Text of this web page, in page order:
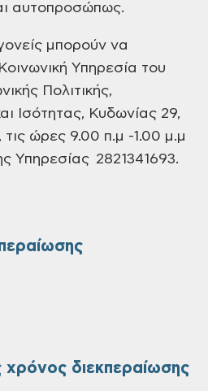
αυτοπροσώπως.
μπορούν να
Υπηρεσία του
Πολιτικής,
Ισότητας, Κυδωνίας 29,
τις ώρες 9.00 π.μ -1.00 μ.μ
Υπηρεσίας 2821341693.
χρόνος διεκπεραίωσης